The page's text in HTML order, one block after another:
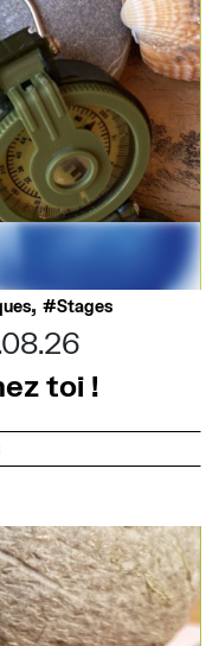
, Stages
toi !